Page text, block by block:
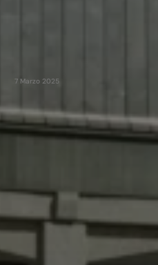
7 Marzo 2025